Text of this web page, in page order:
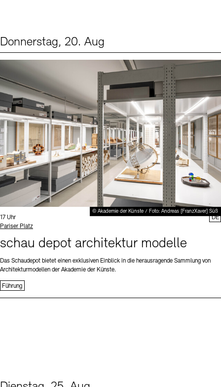
Donnerstag, 20. Aug
© Akademie der Künste / Foto: Andreas [FranzXaver] Süß
Uhrzeit:
17 Uhr
Standort
Pariser Platz
schau depot architektur modelle
Das Schaudepot bietet einen exklusiven Einblick in die herausragende Sammlung von
Architekturmodellen der Akademie der Künste.
Führung
DE